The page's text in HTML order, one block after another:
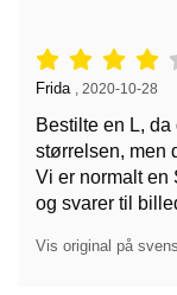
Anmeldelser: 4
Anmeldelser af:
Frida 2020-10-28
Bestilte en L,
størrelsen, men
Vi er normalt en
og svarer til
Vis original på